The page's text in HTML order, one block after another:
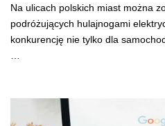
Na ulicach polskich miast można
podróżujących hulajnogami
konkurencję nie tylko dla